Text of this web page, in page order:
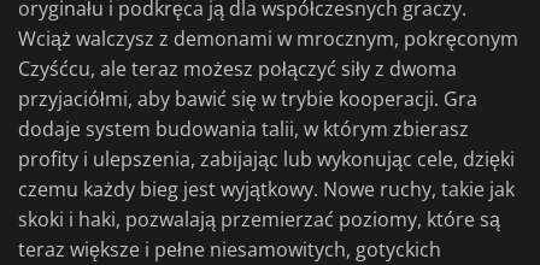
oryginału i podkręca ją dla współczesnych graczy.
Wciąż walczysz z demonami w mrocznym, pokręconym
Czyśćcu, ale teraz możesz połączyć siły z dwoma
przyjaciółmi, aby bawić się w trybie kooperacji. Gra
dodaje system budowania talii, w którym zbierasz
profity i ulepszenia, zabijając lub wykonując cele, dzięki
czemu każdy bieg jest wyjątkowy. Nowe ruchy, takie jak
skoki i haki, pozwalają przemierzać poziomy, które są
teraz większe i pełne niesamowitych, gotyckich